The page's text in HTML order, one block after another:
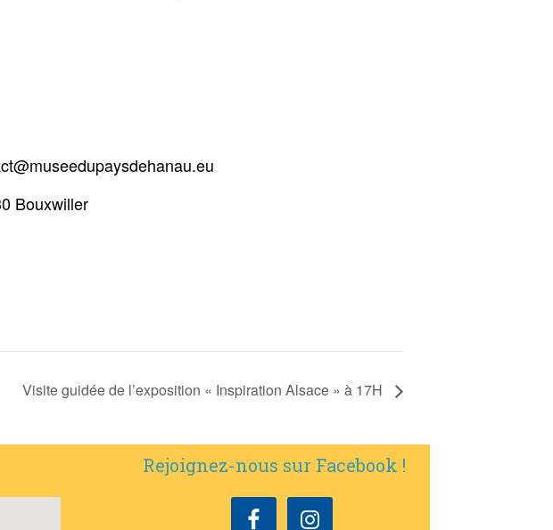
Bouxwiller
Visite guidée de l’exposition « Inspiration Alsace » à 17H
Rejoignez-nous sur Facebook !